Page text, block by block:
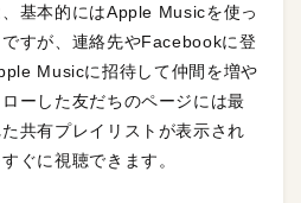
基本的にはApple Musicを使っ
すが、連絡先やFacebookに登
Musicに招待して仲間を増や
ーした友だちのページには最
共有プレイリストが表示され
ぐに視聴できます。